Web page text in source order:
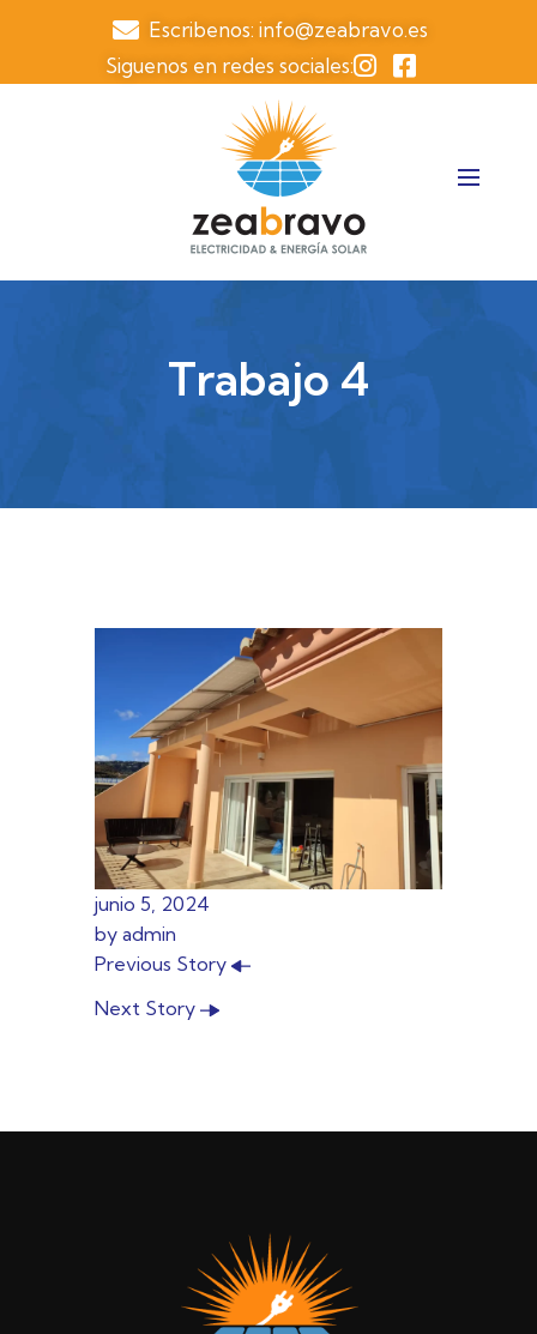
Escribenos: info@zeabravo.es
Siguenos en redes sociales:
Trabajo 4
junio 5, 2024
by admin
Previous Story
Next Story